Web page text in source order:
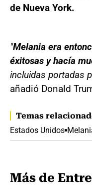
de Nueva York.
"Melania era
éxitosas y hacía
incluidas portadas
añadió Donald
Temas
Estados Unidos
Más de